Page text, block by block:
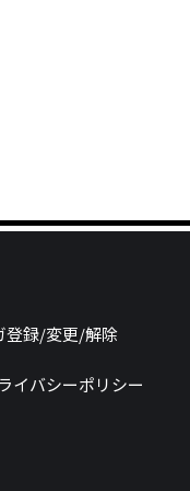
登録/変更/解除
イバシーポリシー